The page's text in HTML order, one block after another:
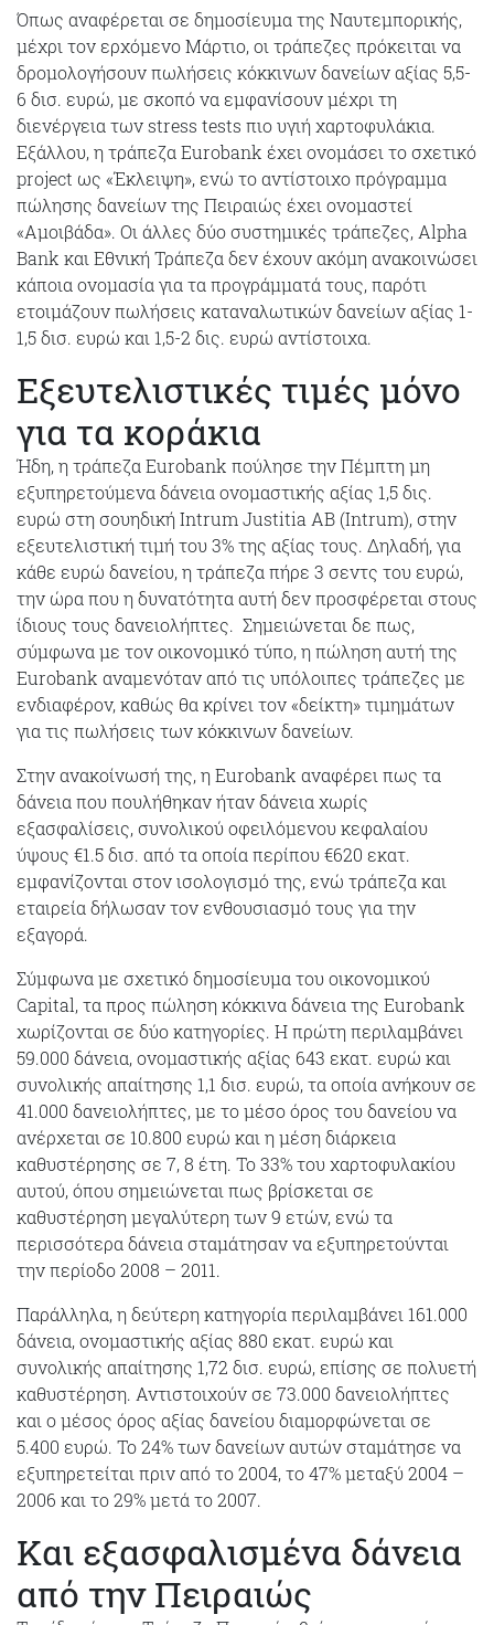
Όπως αναφέρεται σε δημοσίευμα της Ναυτεμπορικής,
μέχρι τον ερχόμενο Μάρτιο, οι τράπεζες πρόκειται να
δρομολογήσουν πωλήσεις κόκκινων δανείων αξίας 5,5-
6 δισ. ευρώ, με σκοπό να εμφανίσουν μέχρι τη
διενέργεια των stress tests πιο υγιή χαρτοφυλάκια.
Εξάλλου, η τράπεζα Eurobank έχει ονομάσει το σχετικό
project ως «Έκλειψη», ενώ το αντίστοιχο πρόγραμμα
πώλησης δανείων της Πειραιώς έχει ονομαστεί
«Αμοιβάδα». Οι άλλες δύο συστημικές τράπεζες, Alpha
Bank και Εθνική Τράπεζα δεν έχουν ακόμη ανακοινώσει
κάποια ονομασία για τα προγράμματά τους, παρότι
ετοιμάζουν πωλήσεις καταναλωτικών δανείων αξίας 1-
1,5 δισ. ευρώ και 1,5-2 δις. ευρώ αντίστοιχα.
Εξευτελιστικές τιμές μόνο
για τα κοράκια
Ήδη, η τράπεζα Eurobank πούλησε την Πέμπτη μη
εξυπηρετούμενα δάνεια ονομαστικής αξίας 1,5 δις.
ευρώ στη σουηδική Intrum Justitia AB (Intrum), στην
εξευτελιστική τιμή του 3% της αξίας τους. Δηλαδή, για
κάθε ευρώ δανείου, η τράπεζα πήρε 3 σεντς του ευρώ,
την ώρα που η δυνατότητα αυτή δεν προσφέρεται στους
ίδιους τους δανειολήπτες. Σημειώνεται δε πως,
σύμφωνα με τον οικονομικό τύπο, η πώληση αυτή της
Eurobank αναμενόταν από τις υπόλοιπες τράπεζες με
ενδιαφέρον, καθώς θα κρίνει τον «δείκτη» τιμημάτων
για τις πωλήσεις των κόκκινων δανείων.
Στην ανακοίνωσή της, η Eurobank αναφέρει πως τα
δάνεια που πουλήθηκαν ήταν δάνεια χωρίς
εξασφαλίσεις, συνολικού οφειλόμενου κεφαλαίου
ύψους €1.5 δισ. από τα οποία περίπου €620 εκατ.
εμφανίζονται στον ισολογισμό της, ενώ τράπεζα και
εταιρεία δήλωσαν τον ενθουσιασμό τους για την
εξαγορά.
Σύμφωνα με σχετικό δημοσίευμα του οικονομικού
Capital, τα προς πώληση κόκκινα δάνεια της Eurobank
χωρίζονται σε δύο κατηγορίες. Η πρώτη περιλαμβάνει
59.000 δάνεια, ονομαστικής αξίας 643 εκατ. ευρώ και
συνολικής απαίτησης 1,1 δισ. ευρώ, τα οποία ανήκουν σε
41.000 δανειολήπτες, με το μέσο όρος του δανείου να
ανέρχεται σε 10.800 ευρώ και η μέση διάρκεια
καθυστέρησης σε 7, 8 έτη. Το 33% του χαρτοφυλακίου
αυτού, όπου σημειώνεται πως βρίσκεται σε
καθυστέρηση μεγαλύτερη των 9 ετών, ενώ τα
περισσότερα δάνεια σταμάτησαν να εξυπηρετούνται
την περίοδο 2008 – 2011.
Παράλληλα, η δεύτερη κατηγορία περιλαμβάνει 161.000
δάνεια, ονομαστικής αξίας 880 εκατ. ευρώ και
συνολικής απαίτησης 1,72 δισ. ευρώ, επίσης σε πολυετή
καθυστέρηση. Αντιστοιχούν σε 73.000 δανειολήπτες
και ο μέσος όρος αξίας δανείου διαμορφώνεται σε
5.400 ευρώ. Το 24% των δανείων αυτών σταμάτησε να
εξυπηρετείται πριν από το 2004, το 47% μεταξύ 2004 –
2006 και το 29% μετά το 2007.
Και εξασφαλισμένα δάνεια
από την Πειραιώς